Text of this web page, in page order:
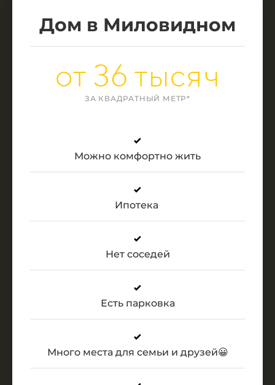
Дом в Миловидном
от 36 тысяч
ЗА КВАДРАТНЫЙ МЕТР*
Можно комфортно жить
Ипотека
Нет соседей
Есть парковка
Много места для семьи и друзей😀